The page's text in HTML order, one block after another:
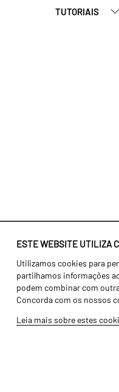
ESTE WEBSITE UTILIZA
Utilizamos cookies para
partilhamos informações
podem combinar com
Concorda com os nossos
Leia mais sobre estes
TUTORIAIS
Identidade
História
Fábrica / Produção
Recursos Humanos